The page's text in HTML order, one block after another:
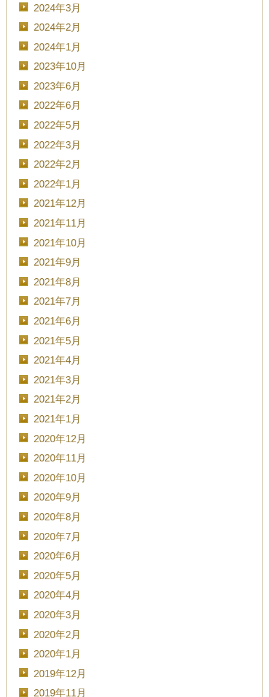
2024年3月
2024年2月
2024年1月
2023年10月
2023年6月
2022年6月
2022年5月
2022年3月
2022年2月
2022年1月
2021年12月
2021年11月
2021年10月
2021年9月
2021年8月
2021年7月
2021年6月
2021年5月
2021年4月
2021年3月
2021年2月
2021年1月
2020年12月
2020年11月
2020年10月
2020年9月
2020年8月
2020年7月
2020年6月
2020年5月
2020年4月
2020年3月
2020年2月
2020年1月
2019年12月
2019年11月